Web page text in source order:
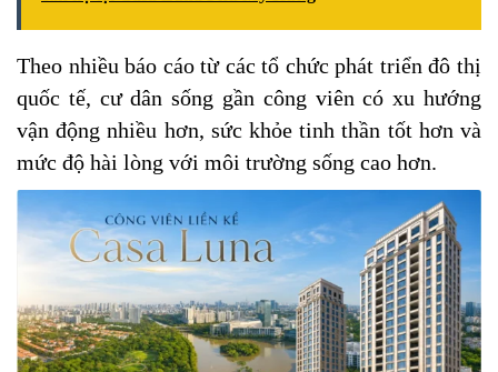
Theo nhiều báo cáo từ các tổ chức phát triển đô thị
quốc tế, cư dân sống gần công viên có xu hướng
vận động nhiều hơn, sức khỏe tinh thần tốt hơn và
mức độ hài lòng với môi trường sống cao hơn.